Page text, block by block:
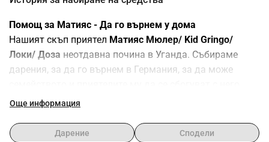
Помощ за Матияс - Да го върнем у дома
Нашият скъп приятел Матияс Мюлер/ Kid Gringo/
Локи/ Доза неотдавна почина в Уганда. Събираме
дарения, за да го върнем в Германия, за да може
Организираме този фонд raiser
които в момента не могат сами да се погрижат за
Още информация
Дарение Сподели